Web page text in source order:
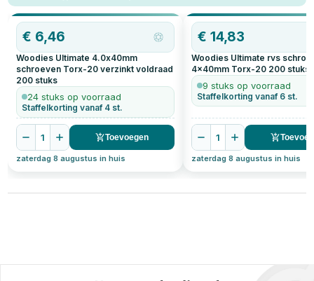
€ 6,46
Woodies Ultimate 4.0x40mm
schroeven Torx-20 verzinkt voldraad
200 stuks
24 stuks op voorraad
Staffelkorting vanaf 4 st.
1 Toevoegen
zaterdag 8 augustus in huis
€14,83
Woodies Ultimate rvs
4x40mm Torx-20 200 stuks
9 stuks op voorraad
Staffelkorting vanaf 6 st.
1
zaterdag 8 augustus in huis